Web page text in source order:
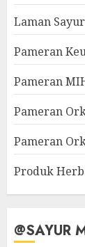
Laman
Pameran
Pameran
Pameran
Pameran
Produk
@SAYUR